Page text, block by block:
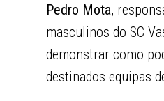
Pedro Mota,
masculinos do SC
demonstrar como
destinados equipas